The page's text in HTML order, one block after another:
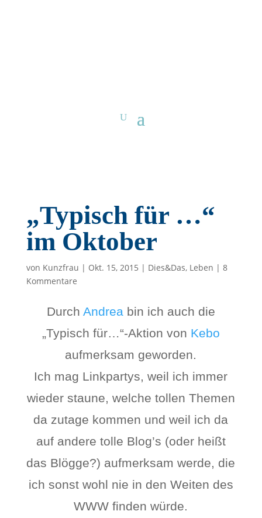
„Typisch für …“
im Oktober
von Kunzfrau | Okt. 15, 2015 | Dies&Das, Leben | 8
Kommentare
Durch Andrea bin ich auch die
„Typisch für…“-Aktion von Kebo
aufmerksam geworden.
Ich mag Linkpartys, weil ich immer
wieder staune, welche tollen Themen
da zutage kommen und weil ich da
auf andere tolle Blog’s (oder heißt
das Blögge?) aufmerksam werde, die
ich sonst wohl nie in den Weiten des
WWW finden würde.